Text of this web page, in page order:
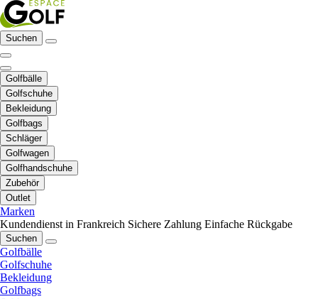
Suchen
Golfbälle
Golfschuhe
Bekleidung
Golfbags
Schläger
Golfwagen
Golfhandschuhe
Zubehör
Outlet
Marken
Kundendienst in Frankreich Sichere Zahlung Einfache Rückgabe
Suchen
Golfbälle
Golfschuhe
Bekleidung
Golfbags